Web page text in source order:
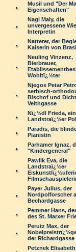
Musil und "Der
Eigenschaften"
Nagl Maly, die
unvergessene
Interpretin
Natterer, der
Kaiserin von
Neuling Vinzenz,
Bierbrauer,
Wohltï¿½ter
Njegos Petar
serbisch-
Bischof und
Veithgasse
Nï¿½dl Frieda,
Landstraï¿½er
Paradis, die
Pianistin
Parhamer Ignaz,
"Kindergeneral"
Pawlik Eva, die
Landstraï¿½er
Payer Julius, der
Nordpolforscher
Bechardgasse
Pemmer Hans,
des St. Marxer
Perutz Max, der
der Richardgasse
Petznek